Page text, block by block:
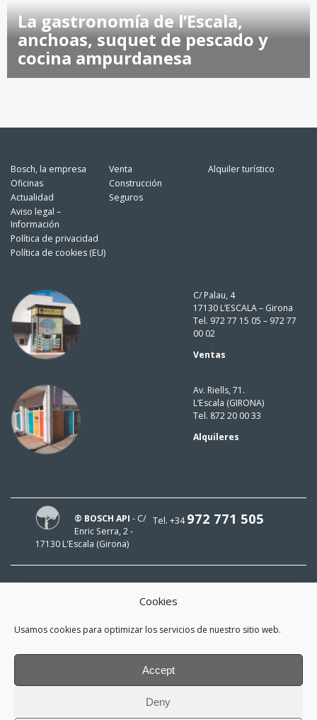
Cookies
Usamos cookies para optimizar los servicios de nuestro sitio web.
Accept
Deny
La gastronomía de l’Escala,
anchoas, suquet de pescado y
cocina ampurdanesa
Bosch, la empresa
Oficinas
Actualidad
Aviso legal –
Información
Política de privacidad
Política de cookies (EU)
Venta
Construcción
Seguros
Alquiler turístico
C/ Palau, 4
17130 L’ESCALA – Girona
Tel. 972 77 15 05 – 972 77
00 02
Ventas
Av. Riells, 71.
L’Escala (GIRONA)
Tel. 872 20 00 33
Alquileres
Tel. +34972 771 505
® BOSCH API - C/
Enric Serra, 2 -
17130 L'Escala (Girona)
¡Mi e-mail es
y me interesa estar al día!
*He leído y acepto lapolítica de